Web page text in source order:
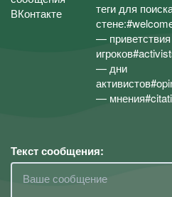
теги для
—
— дни
—
Текст сообщения: